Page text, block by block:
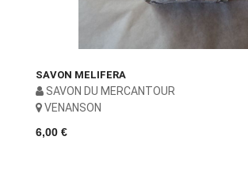
SAVON MELIFERA
SAVON DU MERCANTOUR
VENANSON
6,00 €